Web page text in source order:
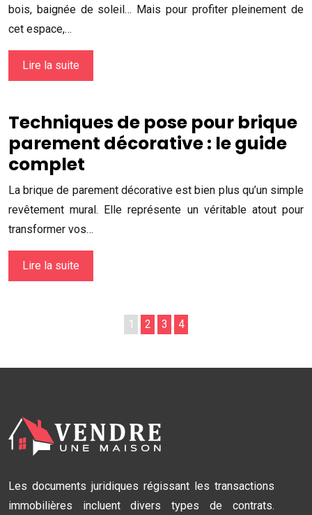
bois, baignée de soleil… Mais pour profiter pleinement de
cet espace,…
Lire la suite
Techniques de pose pour brique
parement décorative : le guide
complet
La brique de parement décorative est bien plus qu’un simple
revêtement mural. Elle représente un véritable atout pour
transformer vos…
Lire la suite
1 2 3 4
Les documents juridiques régissant les transactions
immobilières incluent divers types de contrats.